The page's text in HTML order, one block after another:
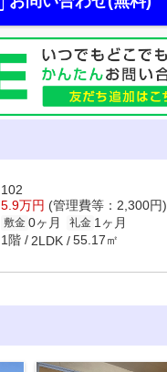
102
5.9万円 (管理費等：2,300円)
敷金 0ヶ月 礼金 1ヶ月
1階 2LDK 55.17㎡